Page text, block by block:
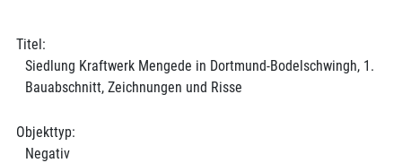
Titel:
Siedlung Kraftwerk Mengede in Dortmund-Bodelschwingh, 1.
Bauabschnitt, Zeichnungen und Risse
Objekttyp:
Negativ